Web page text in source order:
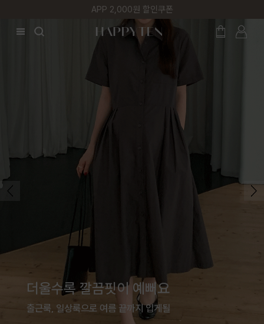
첫 구매 5% 감사쿠폰
여름은 귀엽게 입는 계절
체형커버까지 완벽한 점프수트